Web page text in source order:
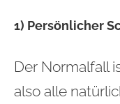
1) Persönlicher
Der Normalfall
also alle